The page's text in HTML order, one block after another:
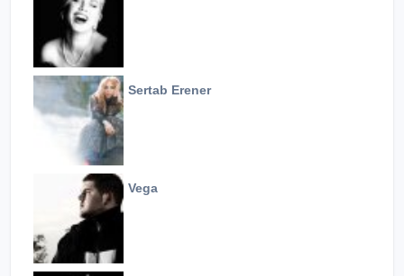
Sertab Erener
Vega